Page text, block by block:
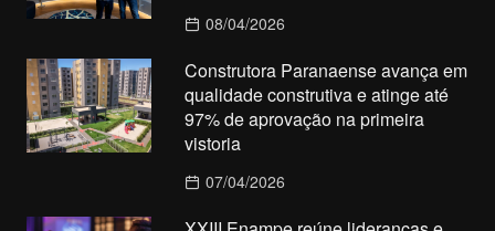
08/04/2026
Construtora Paranaense avança em
qualidade construtiva e atinge até
97% de aprovação na primeira
vistoria
07/04/2026